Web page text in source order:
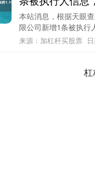
本站消息，根据天眼
限公司新增1条被执行
来源：加杠杆买股票